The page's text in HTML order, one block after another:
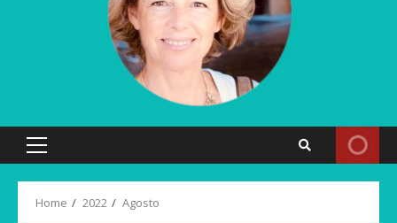
Primary
Home 2022 Agosto